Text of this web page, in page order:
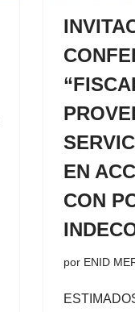
EN
CON
por ENID